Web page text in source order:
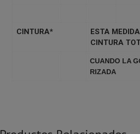
CINTURA*
ESTA
CINTURA
CUANDO LA
RIZADA